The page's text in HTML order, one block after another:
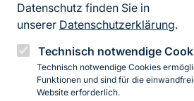
Datenschutz finden Sie in
unserer Datenschutzerklärung.
Technisch notwendige
Technisch notwendige Cookies
Funktionen und sind für die
Website erforderlich.
Erklärung zur
Impressum
Datenschutz